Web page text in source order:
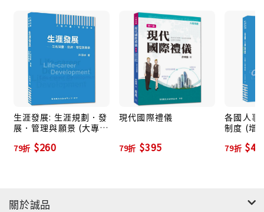
生涯發展: 生涯規劃．發
展．管理與願景 (大專用
79折 $260
現代國際禮儀
79折 $395
各國人事
制度 (增
79折
關於誠品